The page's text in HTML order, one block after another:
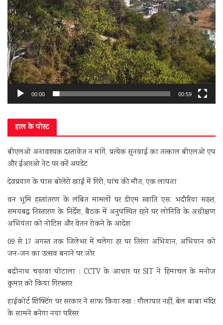
00:00 00:59
हाल के पोस्ट
बीएलओ अनावश्यक दस्तावेज न मांगें, प्रत्येक सुनवाई का तत्काल बीएलओ एप
और ईआरओ नेट पर करें अपडेट
देवप्रयाग के पास बोलेरो खाई में गिरी, पांच की मौत, एक लापता
वन भूमि हस्तांतरण के लंबित मामलों पर डीएम स्वाति एस. भदौरिया सख्त,
समयबद्ध निस्तारण के निर्देश, बैठक में अनुपस्थित रहने पर लोनिवि के अधीक्षण
अभियंता को नोटिस और वेतन रोकने के आदेश
09 से 17 अगस्त तक जिलेभर में चलेगा हर घर तिरंगा अभियान, अभियान को
जन-जन का उत्सव बनाने पर जोर
बद्रीनाथ चढ़ावा घोटाला : CCTV के आधार पर SIT ने हिमाचल के मनोज
कुमार को किया गिरफ्तार
हाईकोर्ट शिफ्टिंग पर सरकार ने साफ किया रुख : गौलापार नहीं, बेल बाबा मंदिर
के सामने बनेगा नया परिसर